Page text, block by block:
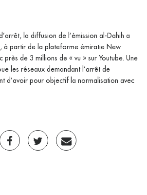
la diffusion de l’émission al-Dahih a
à partir de la plateforme émiratie New
près de 3 millions de « vu » sur Youtube. Une
les réseaux demandant l’arrêt de
d’avoir pour objectif la normalisation avec